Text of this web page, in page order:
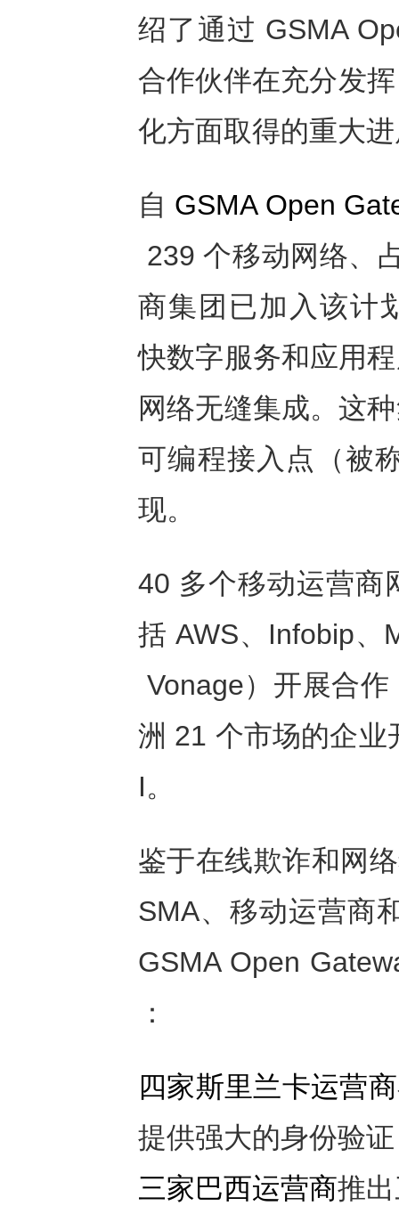
绍了通过 GSMA
合作伙伴在充分发
化方面取得的重大
自 GSMA Open
239 个移动网络、
商集团已加入该计
快数字服务和应用
网络无缝集成。这
可编程接入点（被
现。
40 多个移动运营商
括 AWS、Infobip、
Vonage）开展合
洲 21 个市场的企业
I。
鉴于在线欺诈和网
SMA、移动运营商
GSMA Open
：
四家斯里兰卡运营商
提供强大的身份验
三家巴西运营商推